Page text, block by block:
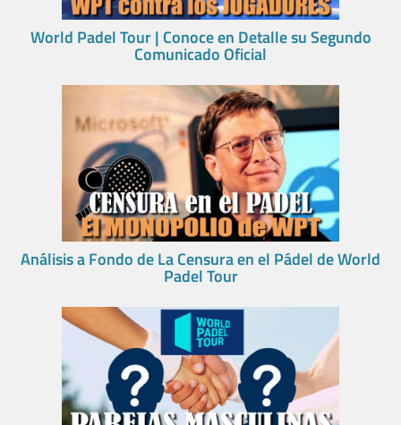
World Padel Tour | Conoce en Detalle su Segundo
Comunicado Oficial
Análisis a Fondo de La Censura en el Pádel de World
Padel Tour